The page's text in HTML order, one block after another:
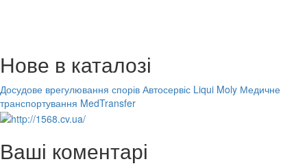
Нове в каталозі
Досудове врегулювання спорів Автосервіс Liqui Moly Медичне
транспортування MedTransfer
Ваші коментарі